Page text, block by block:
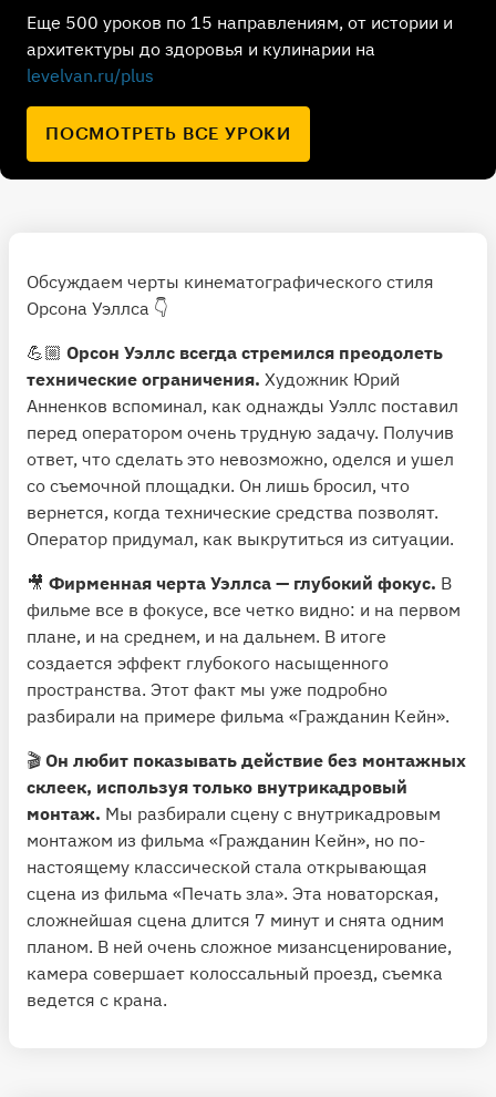
Еще 500 уроков по 15 направлениям, от истории и
архитектуры до здоровья и кулинарии на
levelvan.ru/plus
ПОСМОТРЕТЬ ВСЕ УРОКИ
Обсуждаем черты кинематографического стиля
Орсона Уэллса 👇
💪🏼 Орсон Уэллс всегда стремился преодолеть
технические ограничения. Художник Юрий
Анненков вспоминал, как однажды Уэллс поставил
перед оператором очень трудную задачу. Получив
ответ, что сделать это невозможно, оделся и ушел
со съемочной площадки. Он лишь бросил, что
вернется, когда технические средства позволят.
Оператор придумал, как выкрутиться из ситуации.
🎥 Фирменная черта Уэллса — глубокий фокус. В
фильме все в фокусе, все четко видно: и на первом
плане, и на среднем, и на дальнем. В итоге
создается эффект глубокого насыщенного
пространства. Этот факт мы уже подробно
разбирали на примере фильма «Гражданин Кейн».
🎬 Он любит показывать действие без монтажных
склеек, используя только внутрикадровый
монтаж. Мы разбирали сцену с внутрикадровым
монтажом из фильма «Гражданин Кейн», но по-
настоящему классической стала открывающая
сцена из фильма «Печать зла». Эта новаторская,
сложнейшая сцена длится 7 минут и снята одним
планом. В ней очень сложное мизансценирование,
камера совершает колоссальный проезд, съемка
ведется с крана.